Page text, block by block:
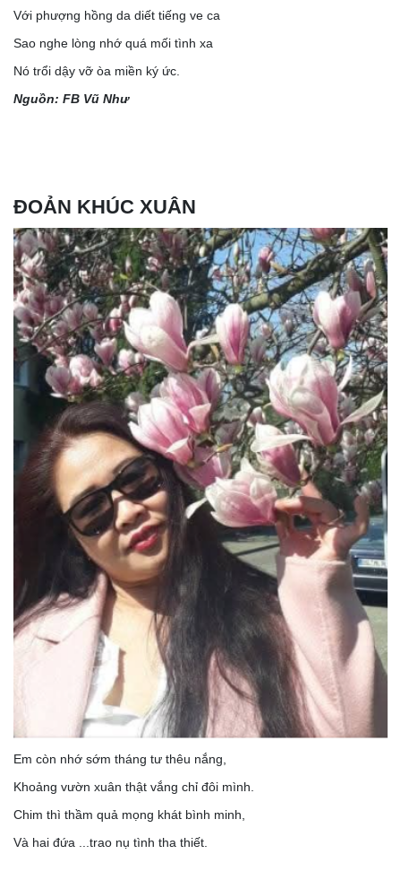
Với phượng hồng da diết tiếng ve ca
Sao nghe lòng nhớ quá mối tình xa
Nó trổi dậy vỡ òa miền ký ức.
Nguồn: FB Vũ Như
ĐOẢN KHÚC XUÂN
Em còn nhớ sớm tháng tư thêu nắng,
Khoảng vườn xuân thật vắng chỉ đôi mình.
Chim thì thầm quả mọng khát bình minh,
Và hai đứa ...trao nụ tình tha thiết.